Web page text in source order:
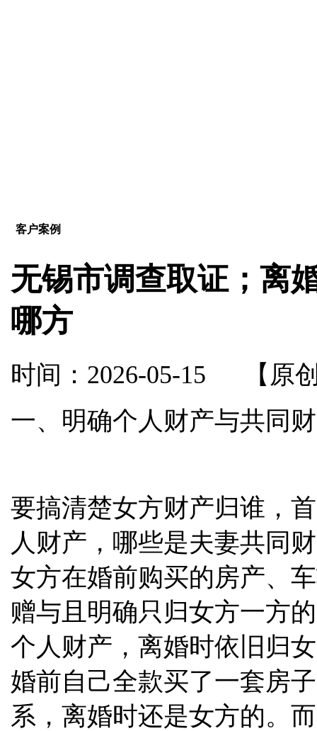
客户案例
无锡市调查取证；离
哪方
时间：2026-05-15
【原
一、明确个人财产与共同
要搞清楚女方财产归谁，
人财产，哪些是夫妻共同
女方在婚前购买的房产、
赠与且明确只归女方一方
个人财产，离婚时依旧归
婚前自己全款买了一套房
系，离婚时还是女方的。